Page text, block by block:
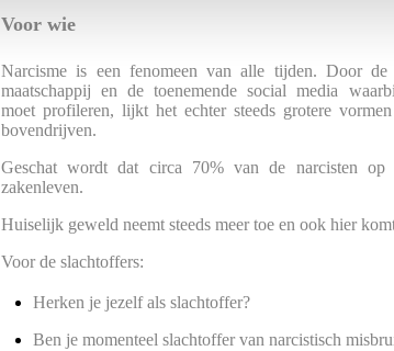
Voor wie
Narcisme is een fenomeen van alle tijden. Door
maatschappij en de toenemende social media
moet profileren, lijkt het echter steeds grotere
bovendrijven.
Geschat wordt dat circa 70% van de narcisten
zakenleven.
Huiselijk geweld neemt steeds meer toe en ook hier
Voor de slachtoffers:
Herken je jezelf als slachtoffer?
Ben je momenteel slachtoffer van narcistisch